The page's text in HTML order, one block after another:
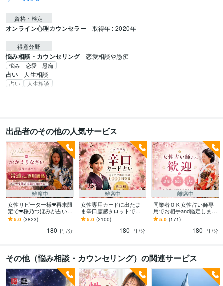
資格・検定
オンライン心理カウンセラー 取得年 : 2020年
得意分野
悩み相談・カウンセリング 恋愛相談や愚痴
悩み 恋愛 愚痴
占い 人生相談
占い 人生相談
出品者のその他の人気サービス
離席中
女性リピーター様❤再来限
定で❤桜乃つぼみが占いま
す 仕事✨恋愛✨家庭✨複雑
etc.タロットを使って辛口
5.0 (3823)
180 円 /分
離席中
女性専用カードに出たま
ま辛口霊感タロットで占
います 新規様も歓迎❤恋
愛❤複雑❤仕事❤家族❤悩
んだ時は気楽にどうぞ
5.0 (2100)
180 円 /分
離席中
同業者ＯＫ女性占い師専
用でお相手and鑑定します
✨愚痴✨相談✨雑談✨仕事
✨恋愛✨鑑定の悩み✨お客
5.0 (171)
180 円 /分
その他（悩み相談・カウンセリング）の関連サービス